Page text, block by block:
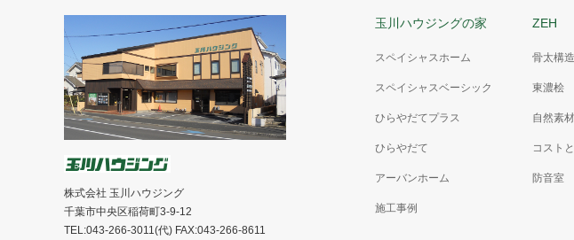
玉川ハウジングの家
スペイシャスホーム
スペイシャスベーシック
ひらやだてプラス
ひらやだて
アーバンホーム
施工事例
ZEH
骨太構造
東濃桧
自然素材
コスト
防音室
株式会社 玉川ハウジング
千葉市中央区稲荷町3-9-12
TEL:043-266-3011(代) FAX:043-266-8611